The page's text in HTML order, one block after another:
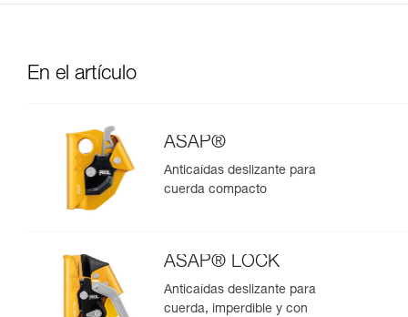
En el artículo
ASAP®
Anticaídas deslizante para
cuerda compacto
ASAP® LOCK
Anticaídas deslizante para
cuerda, imperdible y con